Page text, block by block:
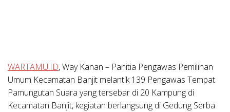
WARTAMU.ID, Way Kanan – Panitia Pengawas Pemilihan
Umum Kecamatan Banjit melantik 139 Pengawas Tempat
Pamungutan Suara yang tersebar di 20 Kampung di
Kecamatan Banjit, kegiatan berlangsung di Gedung Serba